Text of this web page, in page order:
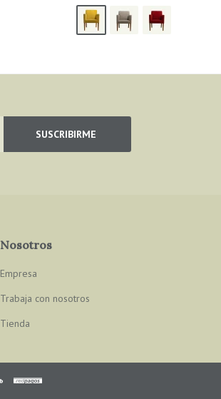
SUSCRIBIRME
Nosotros
Empresa
Trabaja con nosotros
Tienda